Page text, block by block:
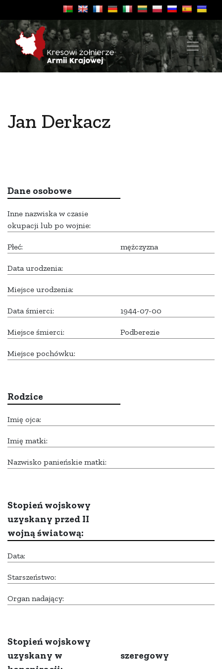
Jan Derkacz
Dane osobowe
Inne nazwiska w czasie
okupacji lub po wojnie:
Płeć: mężczyzna
Data urodzenia:
Miejsce urodzenia:
Data śmierci: 1944-07-00
Miejsce śmierci: Podberezie
Miejsce pochówku:
Rodzice
Imię ojca:
Imię matki:
Nazwisko panieńskie matki:
Stopień wojskowy
uzyskany przed II
wojną światową:
Data:
Starszeństwo:
Organ nadający:
Stopień wojskowy
uzyskany w
szeregowy